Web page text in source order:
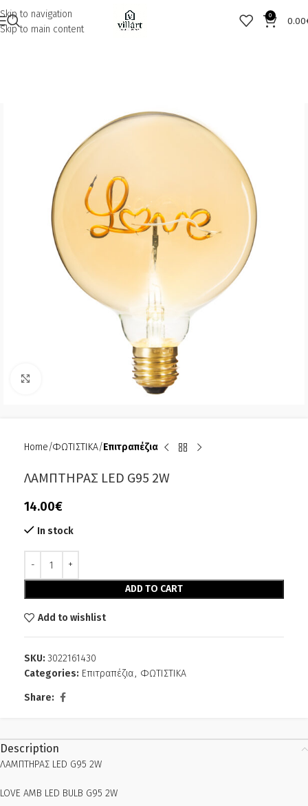
Skip to navigation
Skip to main content
0
0.00
Home ΦΩΤΙΣΤΙΚΑ Επιτραπέζια
ΛΑΜΠΤΗΡΑΣ LED G95 2W
14.00€
In stock
ADD TO CART
Add to wishlist
SKU: 3022161430
Categories: Επιτραπέζια, ΦΩΤΙΣΤΙΚΑ
Share:
Description
ΛΑΜΠΤΗΡΑΣ LED G95 2W
LOVE AMB LED BULB G95 2W